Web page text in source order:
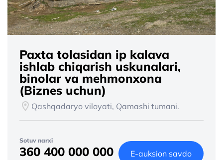
Paxta tolasidan ip kalava
ishlab chiqarish uskunalari,
binolar va mehmonxona
(Biznes uchun)
Qashqadaryo viloyati, Qamashi tumani.
Sotuv narxi
360 400 000 000 E-auksion savdo